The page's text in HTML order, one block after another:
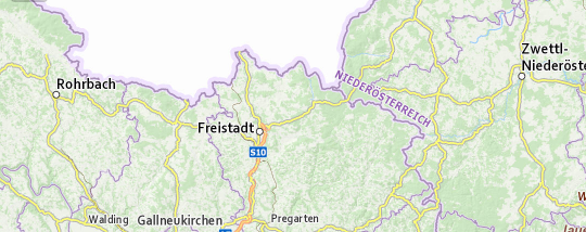
je nach genauer Anforderung. Wenden Sie
sich gerne an uns, wir vermitteln Sie
weiter.Öffentliche Verkehrsmittel